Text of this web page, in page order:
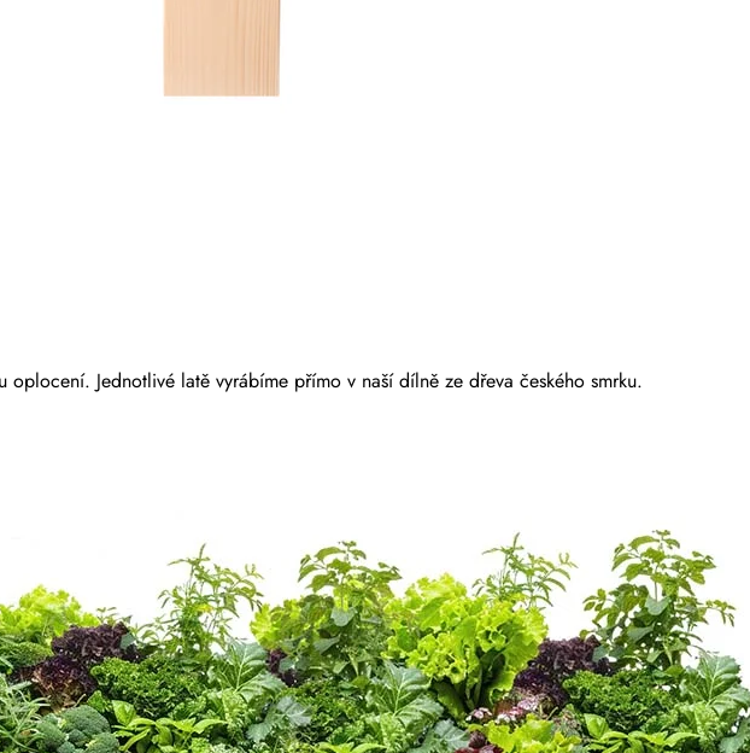
Jednotlivé latě vyrábíme přímo v naší dílně ze dřeva českého smrku.